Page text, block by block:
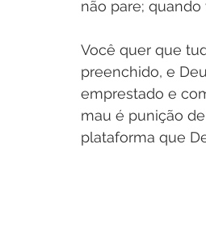
não pare; quando
Você quer que
preenchido, e
emprestado e
mau é punição
plataforma que